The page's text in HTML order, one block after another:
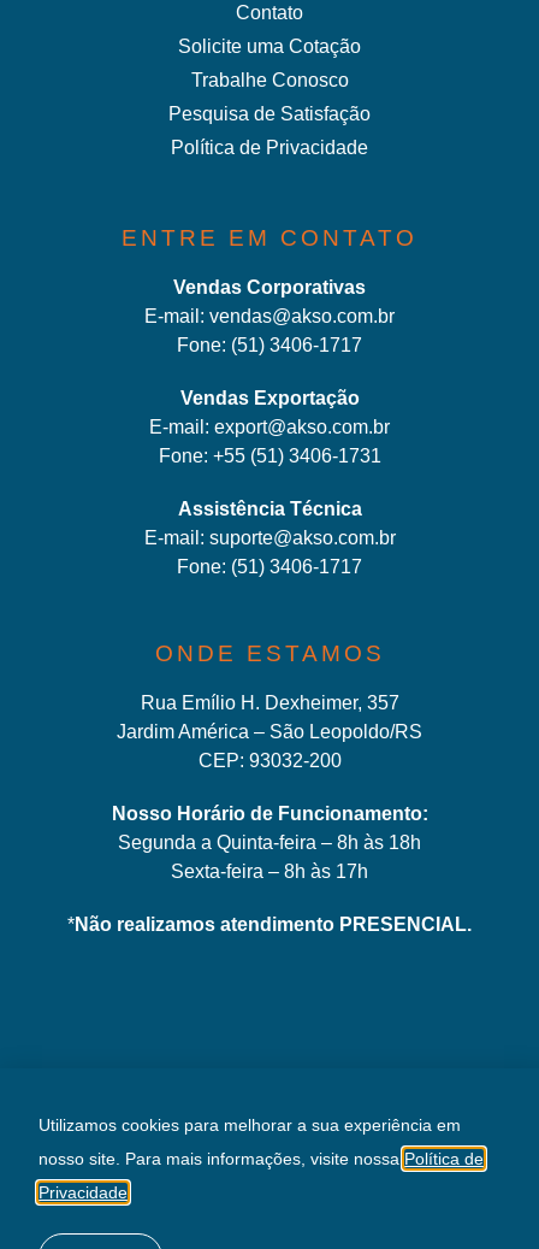
Contato
Solicite uma Cotação
Trabalhe Conosco
Pesquisa de Satisfação
Política de Privacidade
ENTRE EM CONTATO
Vendas Corporativas
E-mail: vendas@akso.com.br
Fone: (51) 3406-1717
Vendas Exportação
E-mail: export@akso.com.br
Fone: +55 (51) 3406-1731
Assistência Técnica
E-mail: suporte@akso.com.br
Fone: (51) 3406-1717
ONDE ESTAMOS
Rua Emílio H. Dexheimer, 357
Jardim América – São Leopoldo/RS
CEP: 93032-200
Nosso Horário de Funcionamento:
Segunda a Quinta-feira – 8h às 18h
Sexta-feira – 8h às 17h
*Não realizamos atendimento PRESENCIAL.
© 2026 – AKSO Produtos Eletrônicos Ltda. | CNPJ
05.545.381/0001-08 | Todos os direitos reservados
Utilizamos cookies para melhorar a sua experiência em
nosso site. Para mais informações, visite nossa Política de
Privacidade